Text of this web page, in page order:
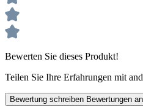
Bewerten Sie dieses Produkt!
Teilen Sie Ihre Erfahrungen mit
Bewertung schreiben Bewertungen